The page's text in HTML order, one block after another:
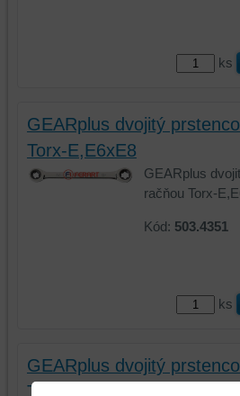
ks
GEARplus dvojitý
Torx-E,E6xE8
GEARplus
račňou Torx-
Kód: 503.4351
ks
GEARplus dvojitý
Torx-E,E10xE12